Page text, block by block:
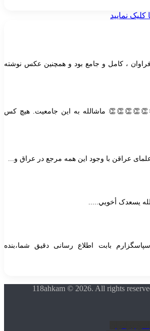
نمایید
، کامل و جامع بود و همچنین عکس نوشته
ماشالله به این جامعیت. هیچ کس
علمای عراقن با وجود این همه مرجع در عراق و...
یسعدک أخويي.....
بابت اطلاع رسانی دقیق شما،بنده
118ahkam © 2026. All rights